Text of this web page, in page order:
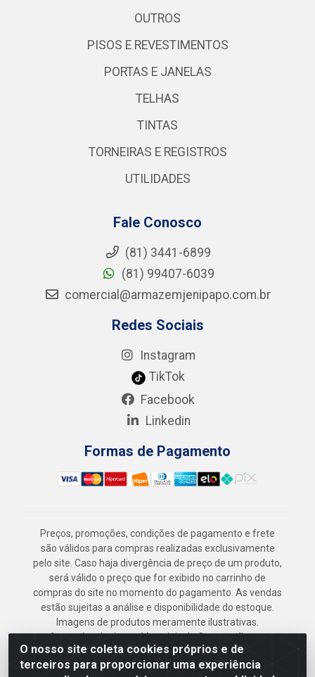
O nosso site coleta cookies próprios e de
terceiros para proporcionar uma experiência
OUTROS
PISOS E REVESTIMENTOS
PORTAS E JANELAS
TELHAS
TINTAS
TORNEIRAS E REGISTROS
UTILIDADES
Fale Conosco
(81) 3441-6899
(81) 99407-6039
comercial@armazemjenipapo.com.br
Redes Sociais
Instagram
TikTok
Facebook
Linkedin
Formas de Pagamento
Preços, promoções, condições de pagamento e frete
são válidos para compras realizadas exclusivamente
pelo site. Caso haja divergência de preço de um produto,
será válido o preço que for exibido no carrinho de
compras do site no momento do pagamento. As vendas
estão sujeitas a análise e disponibilidade do estoque.
Imagens de produtos meramente ilustrativas.
Armazém Jenipapo Materiais de Construção em
Geral LTDA - Rua das Flores, 2691 - Guabiraba,
Recife/PE - CEP 52.291-630 - CNPJ